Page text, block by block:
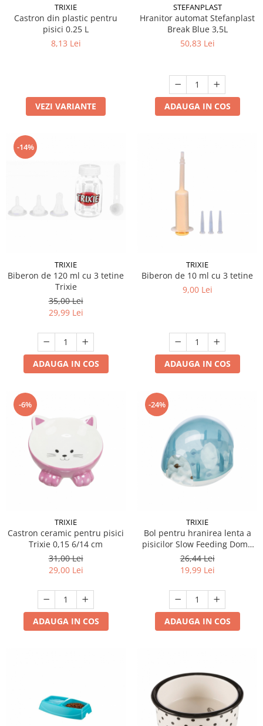
TRIXIE
Castron din plastic pentru
pisici 0.25 L
8,13 Lei
VEZI VARIANTE
STEFANPLAST
Hranitor automat Stefanplast
Break Blue 3,5L
50,83 Lei
ADAUGA IN COS
-14%
TRIXIE
Biberon de 120 ml cu 3 tetine
Trixie
35,00 Lei
29,99 Lei
ADAUGA IN COS
TRIXIE
Biberon de 10 ml cu 3 tetine
9,00 Lei
ADAUGA IN COS
-6%
TRIXIE
Castron ceramic pentru pisici
Trixie 0,15 6/14 cm
31,00 Lei
29,00 Lei
ADAUGA IN COS
-24%
TRIXIE
Bol pentru hranirea lenta a
pisicilor Slow Feeding Dome
19 x 13 x 14 cm
26,44 Lei
19,99 Lei
ADAUGA IN COS